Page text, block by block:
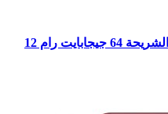
موبايل أول كول هيرو 60 سي ثنائي الشريحة 64 جيجابايت رام 12